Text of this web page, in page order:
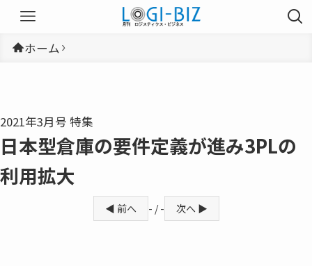
ホーム
2021年3月号 特集
日本型倉庫の要件定義が進み3PLの
利用拡大
◀ 前へ - / - 次へ ▶